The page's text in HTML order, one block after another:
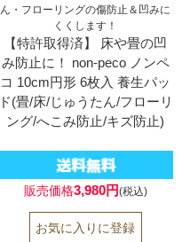
ん・フローリングの傷防止＆凹みに
くくします！
【特許取得済】 床や畳の凹
み防止に！ non-peco ノンペ
コ 10cm円形 6枚入 養生パッ
ド(畳/床/じゅうたん/フローリ
ング/へこみ防止/キズ防止)
販売価格3,980円(税込)